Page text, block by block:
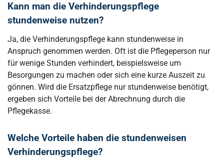
Kann man die Verhinderungspflege
stundenweise nutzen?
Ja, die Verhinderungspflege kann stundenweise in
Anspruch genommen werden. Oft ist die Pflegeperson nur
für wenige Stunden verhindert, beispielsweise um
Besorgungen zu machen oder sich eine kurze Auszeit zu
gönnen. Wird die Ersatzpflege nur stundenweise benötigt,
ergeben sich Vorteile bei der Abrechnung durch die
Pflegekasse.
Welche Vorteile haben die stundenweisen
Verhinderungspflege?